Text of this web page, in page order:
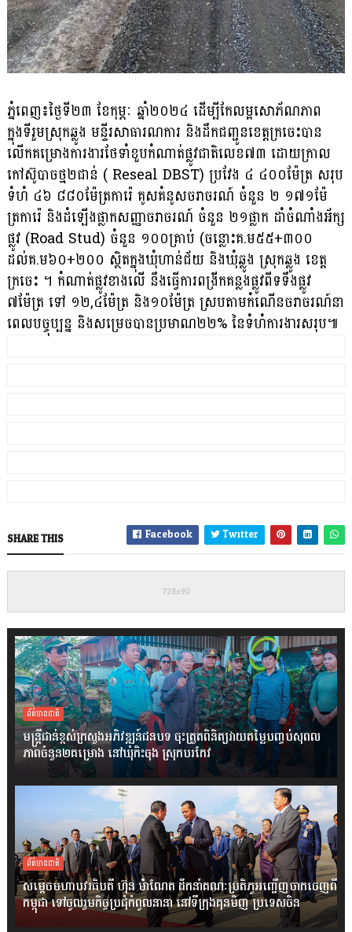
ភ្នំពេញ៖ថ្ងៃទី២៣ ខែកុម្ភៈ ឆ្នាំ២០២៤ ដើម្បីកែលម្អសោភ័ណភាព
ក្នុងទីរួមស្រុកឆ្លូង មន្ទីរសាធារណការ និងដឹកជញ្ជូនខេត្តក្រចេះបាន
លើកគម្រោងការងារថែទាំខួបកំណាត់ផ្លូវជាតិលេខ៧៣ ដោយក្រាល
កៅស៊ូបាចថ្ម២ជាន់ ( Reseal DBST) ប្រវែង ៤ ៤០០ម៉ែត្រ សរុប
ទំហំ ៤៦ ៨៨០ម៉ែត្រការ៉េ គូសគំនូសចរាចរណ៍ ចំនួន ២ ១៧១ម៉ែ
ត្រការ៉េ និងដំឡើងផ្លាកសញ្ញាចរាចរណ៍ ចំនួន ២១ផ្លាក ដាំចំណាំងអ័ក្ស
ផ្លូវ (Road Stud) ចំនួន ១០០គ្រាប់ (ចន្លោះគ.ម៥៥+៣០០
ដល់គ.ម៦០+២០០ ស្ថិតក្នុងឃុំហាន់ជ័យ និងឃុំឆ្លូង ស្រុកឆ្លូង ខេត្ត
ក្រចេះ ។ កំណាត់ផ្លូវខាងលើ នឹងធ្វើការពង្រីកគន្លងផ្លូវពីទទឹងផ្លូវ
៧ម៉ែត្រ ទៅ ១២,៤ម៉ែត្រ និង១០ម៉ែត្រ ស្របតាមកំណើនចរាចរណ៍នា
ពេលបច្ចុប្បន្ន និងសម្រេចបានប្រមាណ២២% នៃទំហំការងារសរុប៕
SHARE THIS Facebook Twitter
ព័ត៌មានជាតិ
មន្ត្រីជាន់ខ្ពស់ក្រសួងអភិវឌ្ឍន៍ជនបទ ចុះត្រួតពិនិត្យវាយតម្លៃបញ្ចប់សុពល
ភាពចំនួន២គម្រោង នៅឃុំកិះចុង ស្រុកបរកែវ
ព័ត៌មានជាតិ
សម្តេចមហាបវរធិបតី ហ៊ុន ម៉ាណែត ដឹកនាំគណៈប្រតិភូអញ្ជើញចាកចេញពី
កម្ពុជា ទៅចូលរួមកិច្ចប្រជុំកំពូលនានា នៅទីក្រុងគុនមិញ ប្រទេសចិន